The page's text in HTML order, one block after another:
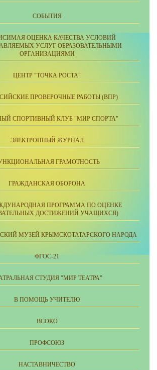
СОБЫТИЯ
ОЦЕНКА КАЧЕСТВА УСЛОВИЙ
УСЛУГ ОБРАЗОВАТЕЛЬНЫМИ
ОРГАНИЗАЦИЯМИ
ЦЕНТР "ТОЧКА РОСТА"
ПРОВЕРОЧНЫЕ РАБОТЫ (ВПР)
СПОРТИВНЫЙ КЛУБ "МИР СПОРТА"
ЭЛЕКТРОННЫЙ ЖУРНАЛ
ГРАМОТНОСТЬ
ГРАЖДАНСКАЯ ОБОРОНА
ПРОГРАММА ПО ОЦЕНКЕ
ДОСТИЖЕНИЙ УЧАЩИХСЯ)
МУЗЕЙ КРЫМСКОТАТАРСКОГО НАРОДА
ФГОС-21
СТУДИЯ "МИР ТЕАТРА"
В ПОМОЩЬ УЧИТЕЛЮ
ВСОКО
ПРОФСОЮЗ
НАСТАВНИЧЕСТВО